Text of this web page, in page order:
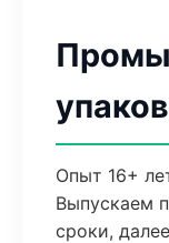
Опыт 16+
Выпускаем
сроки,